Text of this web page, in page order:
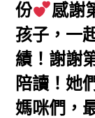
份
感謝
孩子，一
績！謝謝
陪讀！她
媽咪們，